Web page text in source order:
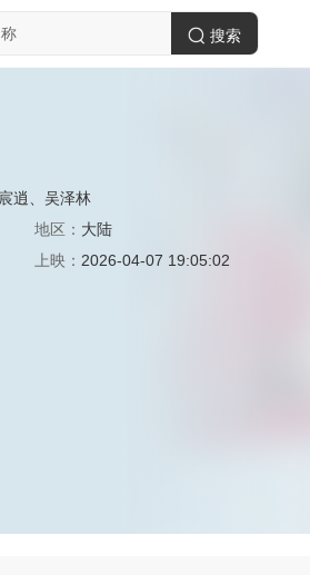
搜索
逍
吴泽林
地区： 大陆
上映： 2026-04-07 19:05:02